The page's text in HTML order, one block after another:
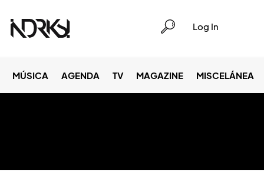
Log In
MÚSICA AGENDA TV MAGAZINE MISCELÁNEA